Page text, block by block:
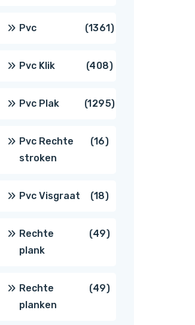
Sale 14%
producten
Pvc 13611361
producten
Pvc Klik 408408
producten
Pvc Plak 12951295
Pvc Rechte
stroken
1616
Pvc Visgraat 1818
producten
Rechte
plank
4949
Rechte
planken
4949